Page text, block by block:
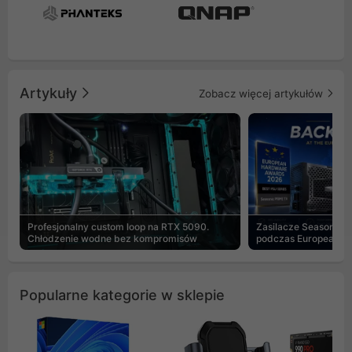
Artykuły Zobacz więcej artykułów
Profesjonalny custom loop na RTX 5090.
Chłodzenie wodne bez kompromisów
Zasilacze Seasonic
podczas European
Popularne kategorie w sklepie